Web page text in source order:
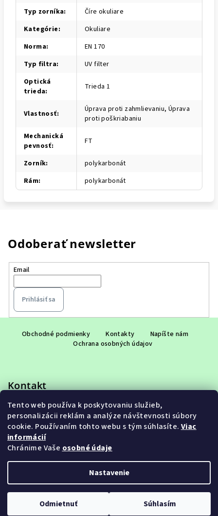
Tento web používa k poskytovaniu služieb,
personalizácii reklám a analýze návštevnosti súbory
cookie. Používaním tohto webu s tým súhlasíte. Viac
informácií
Chránime Vaše osobné údaje
Nastavenie
Odmietnuť Súhlasím
Typ zorníka:
Číre okuliare
Kategórie:
Okuliare
Norma:
EN 170
Typ filtra:
UV filter
Optická
trieda: Trieda 1
Vlastnosť:
Úprava proti zahmlievaniu, Úprava
proti poškriabaniu
Mechanická
pevnosť: FT
Zorník:
polykarbonát
Rám: polykarbonát
Odoberať newsletter
Email
Prihlásiť sa
i
Obchodné podmienky Kontakty
Napíšte nám
Ochrana osobných údajov
Kontakt
eshop@adet.sk
+421 948 953 910
Upraviť nastavenie cookies